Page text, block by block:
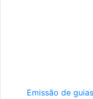
Emissão de